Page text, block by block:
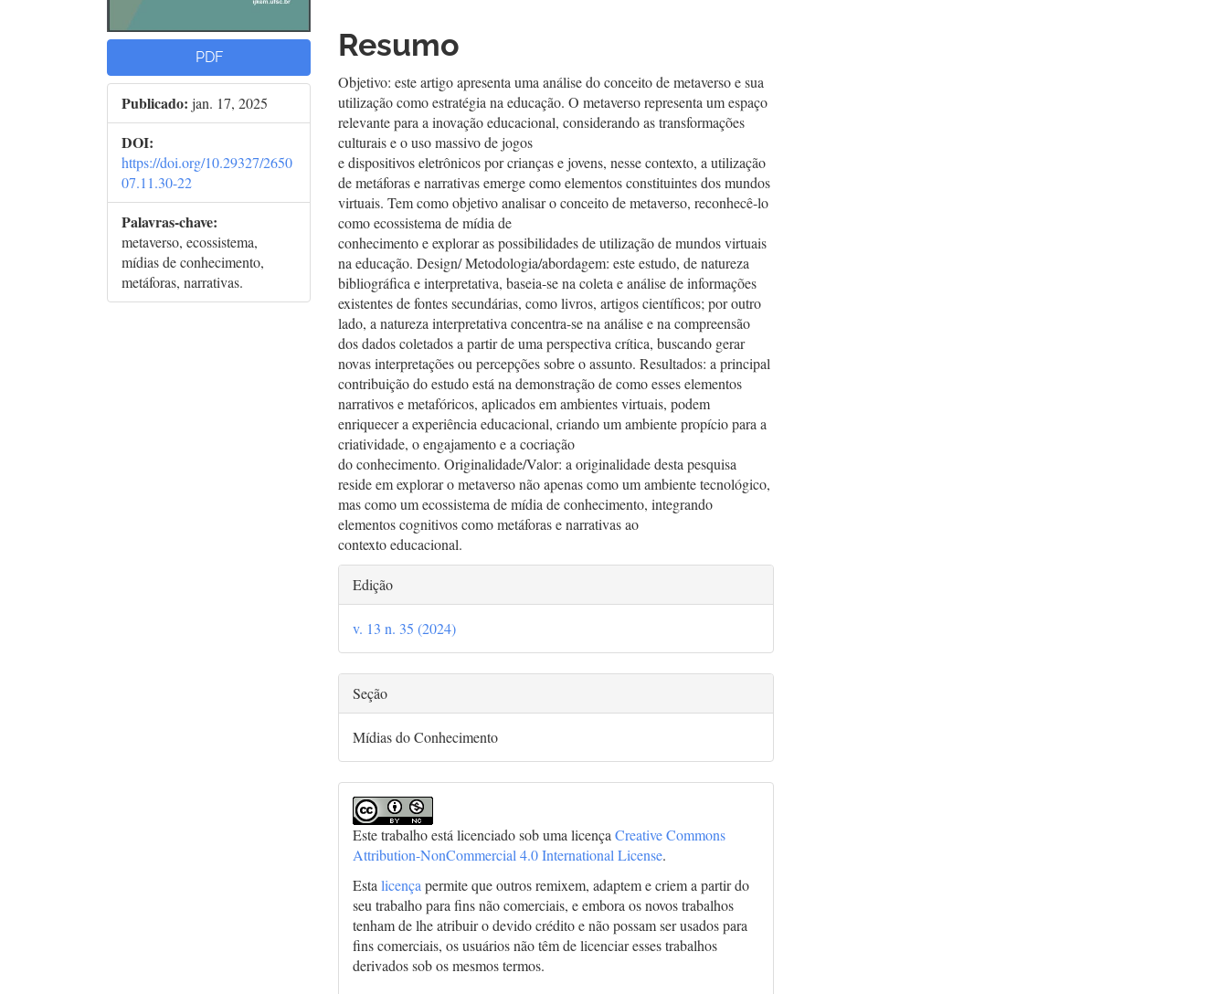
PDF
Publicado: jan. 17, 2025
DOI:
https://doi.org/10.29327/2650
07.11.30-22
Palavras-chave:
metaverso, ecossistema,
mídias de conhecimento,
metáforas, narrativas.
Resumo
Objetivo: este artigo apresenta uma análise do conceito de metaverso e sua
utilização como estratégia na educação. O metaverso representa um espaço
relevante para a inovação educacional, considerando as transformações
culturais e o uso massivo de jogos
e dispositivos eletrônicos por crianças e jovens, nesse contexto, a utilização
de metáforas e narrativas emerge como elementos constituintes dos mundos
virtuais. Tem como objetivo analisar o conceito de metaverso, reconhecê-lo
como ecossistema de mídia de
conhecimento e explorar as possibilidades de utilização de mundos virtuais
na educação. Design/ Metodologia/abordagem: este estudo, de natureza
bibliográfica e interpretativa, baseia-se na coleta e análise de informações
existentes de fontes secundárias, como livros, artigos científicos; por outro
lado, a natureza interpretativa concentra-se na análise e na compreensão
dos dados coletados a partir de uma perspectiva crítica, buscando gerar
novas interpretações ou percepções sobre o assunto. Resultados: a principal
contribuição do estudo está na demonstração de como esses elementos
narrativos e metafóricos, aplicados em ambientes virtuais, podem
enriquecer a experiência educacional, criando um ambiente propício para a
criatividade, o engajamento e a cocriação
do conhecimento. Originalidade/Valor: a originalidade desta pesquisa
reside em explorar o metaverso não apenas como um ambiente tecnológico,
mas como um ecossistema de mídia de conhecimento, integrando
elementos cognitivos como metáforas e narrativas ao
contexto educacional.
Detalhes
do
artigo
Edição
v. 13 n. 35 (2024)
Seção
Mídias do Conhecimento
Este trabalho está licenciado sob uma licençaCreative Commons
Attribution-NonCommercial 4.0 International License.
Estalicençapermite que outros remixem, adaptem e criem a partir do
seu trabalho para fins não comerciais, e embora os novos trabalhos
tenham de lhe atribuir o devido crédito e não possam ser usados para
fins comerciais, os usuários não têm de licenciar esses trabalhos
derivados sob os mesmos termos.